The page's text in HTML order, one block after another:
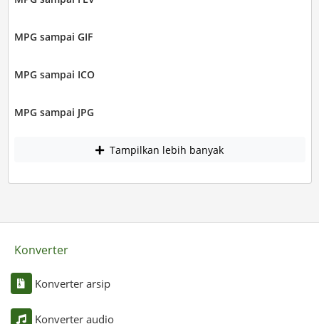
MPG sampai GIF
MPG sampai ICO
MPG sampai JPG
Tampilkan lebih banyak
Konverter
Konverter arsip
Konverter audio